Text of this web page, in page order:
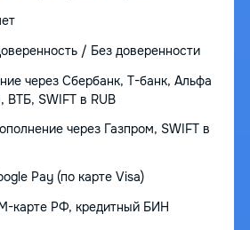
/ Без доверенности
через Сбербанк, Т-банк, Альфа
ВТБ, SWIFT в RUB
через Газпром, SWIFT в
Pay (по карте Visa)
карте РФ, кредитный БИН